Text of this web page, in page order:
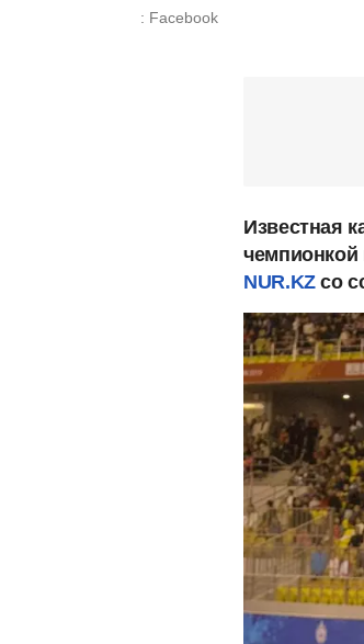
: Facebook
Известная
чемпионкой
NUR.KZсо